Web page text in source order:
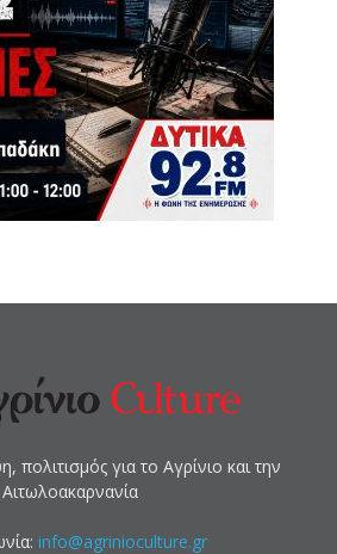
για το Αγρίνιο και την
Αιτωλοακαρνανία
info@agrinioculture.gr